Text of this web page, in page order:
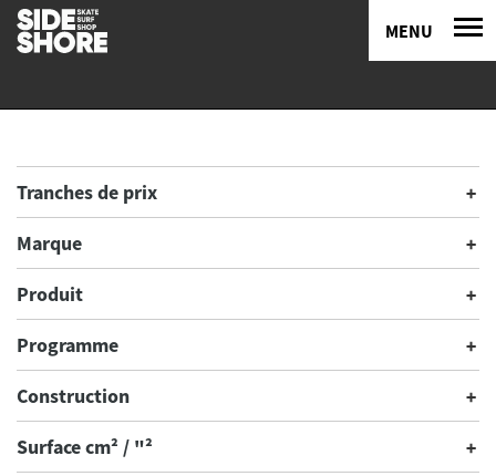
MENU
Tranches de prix
Marque
Produit
Programme
Construction
Surface cm² / "²